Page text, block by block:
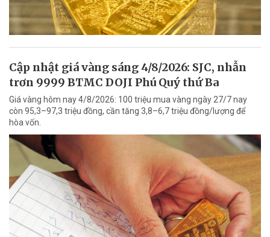
Cập nhật giá vàng sáng 4/8/2026: SJC, nhẫn
trơn 9999 BTMC DOJI Phú Quý thứ Ba
Giá vàng hôm nay 4/8/2026: 100 triệu mua vàng ngày 27/7 nay
còn 95,3–97,3 triệu đồng, cần tăng 3,8–6,7 triệu đồng/lượng để
hòa vốn.